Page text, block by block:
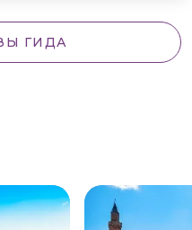
ГИДА